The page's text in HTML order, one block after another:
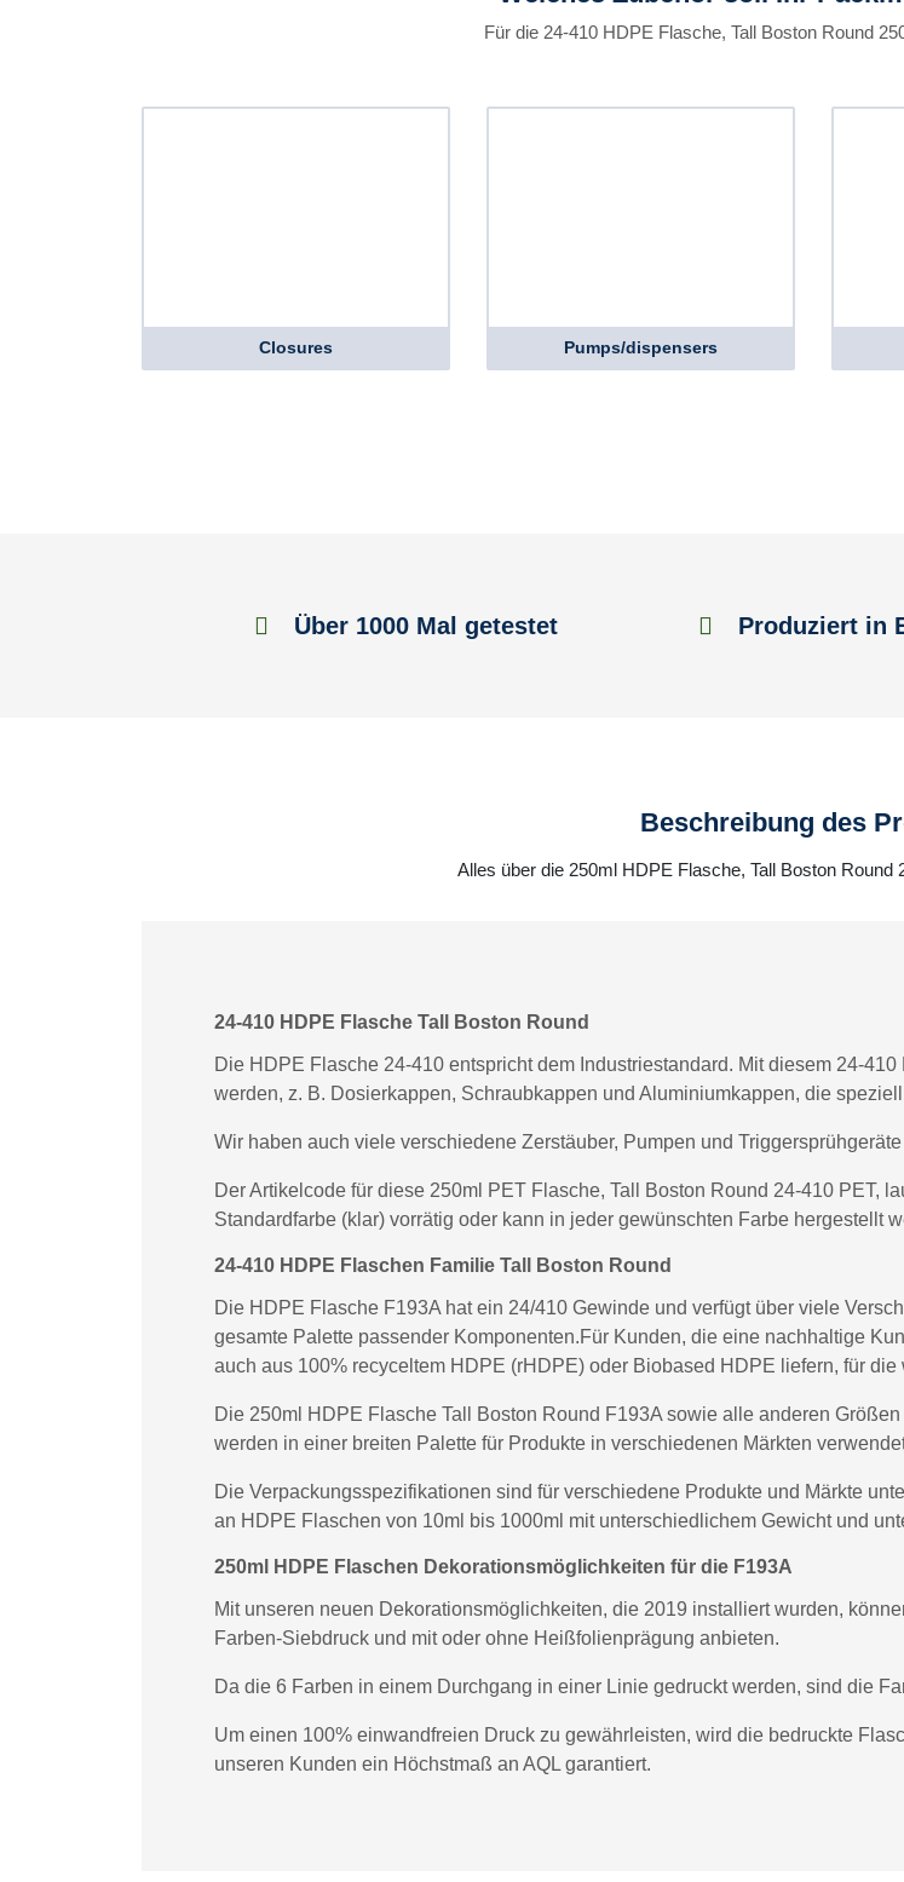
Für die 24-410 HDPE Flasche, Tall Boston Round
Closures Pumps/dispensers
Über 1000 Mal getestet Produziert in
Beschreibung des
Alles über die 250ml HDPE Flasche, Tall Boston Round
24-410 HDPE Flasche Tall Boston Round
Die HDPE Flasche 24-410 entspricht dem Industriestandard. Mit diesem 24-
werden, z. B. Dosierkappen, Schraubkappen und Aluminiumkappen, die
Wir haben auch viele verschiedene Zerstäuber, Pumpen und
Der Artikelcode für diese 250ml PET Flasche, Tall Boston Round 24-410 PET,
Standardfarbe (klar) vorrätig oder kann in jeder gewünschten Farbe hergestellt
24-410 HDPE Flaschen Familie Tall Boston Round
Die HDPE Flasche F193A hat ein 24/410 Gewinde und verfügt über viele
gesamte Palette passender Komponenten.Für Kunden, die eine nachhaltige
auch aus 100% recyceltem HDPE (rHDPE) oder Biobased HDPE liefern, für
Die 250ml HDPE Flasche Tall Boston Round F193A sowie alle anderen
werden in einer breiten Palette für Produkte in verschiedenen Märkten
Die Verpackungsspezifikationen sind für verschiedene Produkte und Märkte
an HDPE Flaschen von 10ml bis 1000ml mit unterschiedlichem Gewicht und
250ml HDPE Flaschen Dekorationsmöglichkeiten für die F193A
Mit unseren neuen Dekorationsmöglichkeiten, die 2019 installiert wurden,
Farben-Siebdruck und mit oder ohne Heißfolienprägung anbieten.
Da die 6 Farben in einem Durchgang in einer Linie gedruckt werden, sind die
Um einen 100% einwandfreien Druck zu gewährleisten, wird die bedruckte
unseren Kunden ein Höchstmaß an AQL garantiert.